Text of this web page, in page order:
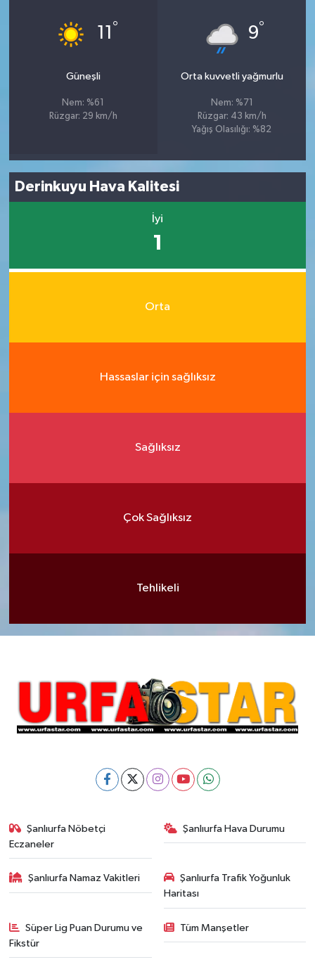
11 °
Güneşli
Nem: %61
Rüzgar: 29 km/h
9°
Orta kuvvetli yağmurlu
Nem: %71
Rüzgar: 43 km/h
Yağış Olasılığı: %82
Derinkuyu Hava Kalitesi
İyi
1
Orta
Hassaslar için sağlıksız
Sağlıksız
Çok Sağlıksız
Tehlikeli
Şanlıurfa Nöbetçi
Eczaneler
Şanlıurfa Hava Durumu
Şanlıurfa Namaz Vakitleri
Şanlıurfa Trafik Yoğunluk
Haritası
Süper Lig Puan Durumu ve
Fikstür
Tüm Manşetler